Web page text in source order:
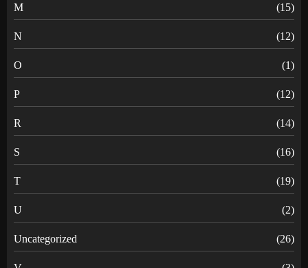
M (15)
N (12)
O (1)
P (12)
R (14)
S (16)
T (19)
U (2)
Uncategorized (26)